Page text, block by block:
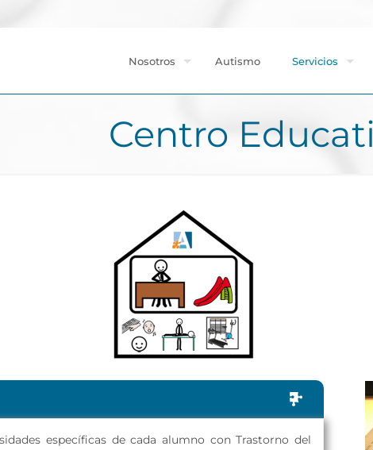
Nosotros Autismo Servicios
Centro
específicas de cada alumno con Trastorno del